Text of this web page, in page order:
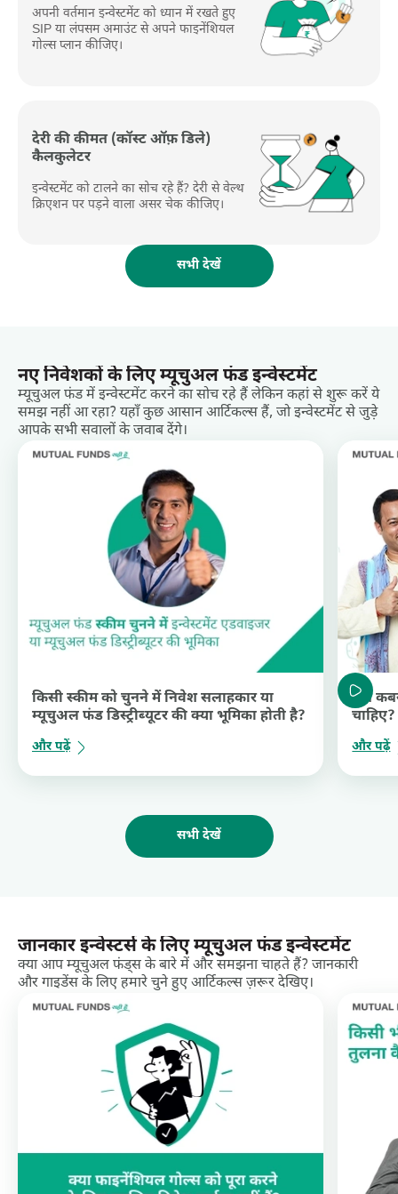
अपनी वर्तमान इन्वेस्टमेंट को ध्यान में रखते हुए
SIP या लंपसम अमाउंट से अपने फाइनेंशियल
गोल्स प्लान कीजिए।
देरी की कीमत (कॉस्ट ऑफ़ डिले)
कैलकुलेटर
इन्वेस्टमेंट को टालने का सोच रहे हैं? देरी से वेल्थ
क्रिएशन पर पड़ने वाला असर चेक कीजिए।
सभी देखें
नए निवेशकों के लिए म्यूचुअल फंड इन्वेस्टमेंट
म्यूचुअल फंड में इन्वेस्टमेंट करने का सोच रहे हैं लेकिन कहां से शुरू करें ये
समझ नहीं आ रहा? यहाँ कुछ आसान आर्टिकल्स हैं, जो इन्वेस्टमेंट से जुड़े
आपके सभी सवालों के जवाब देंगे।
किसी स्कीम को चुनने में निवेश सलाहकार या
म्यूचुअल फंड डिस्ट्रीब्यूटर की क्या भूमिका होती है?
और पढ़ें
मुझे
चाहिए?
और पढ़ें
सभी देखें
जानकार इन्वेस्टर्स के लिए म्यूचुअल फंड इन्वेस्टमेंट
क्या आप म्यूचुअल फंड्स के बारे में और समझना चाहते हैं? जानकारी
और गाइडेंस के लिए हमारे चुने हुए आर्टिकल्स ज़रूर देखिए।